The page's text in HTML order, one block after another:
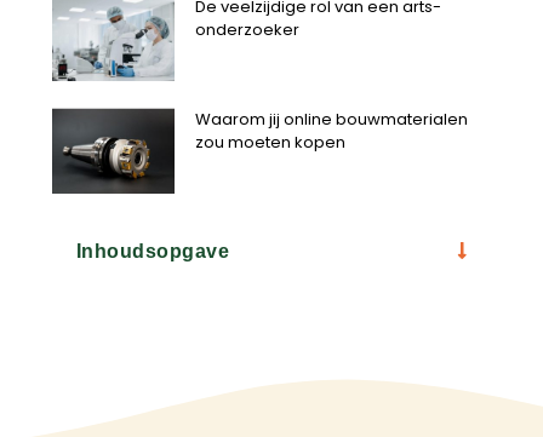
De veelzijdige rol van een arts-
onderzoeker
Waarom jij online bouwmaterialen
zou moeten kopen
Inhoudsopgave